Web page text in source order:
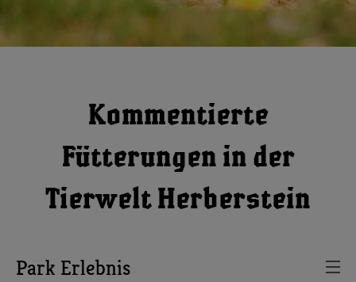
Kommentierte
Fütterungen in der
Tierwelt Herberstein
Park Erlebnis